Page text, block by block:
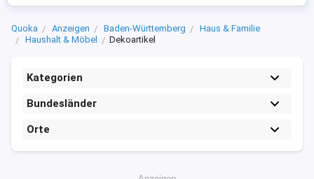
Stabform 6,5 Watt 470 Lumen zusammen
Quoka Anzeigen Baden-Württemberg
Haus & Familie
Haushalt & Möbel
Dekoartikel
Kategorien
Bundesländer
Orte